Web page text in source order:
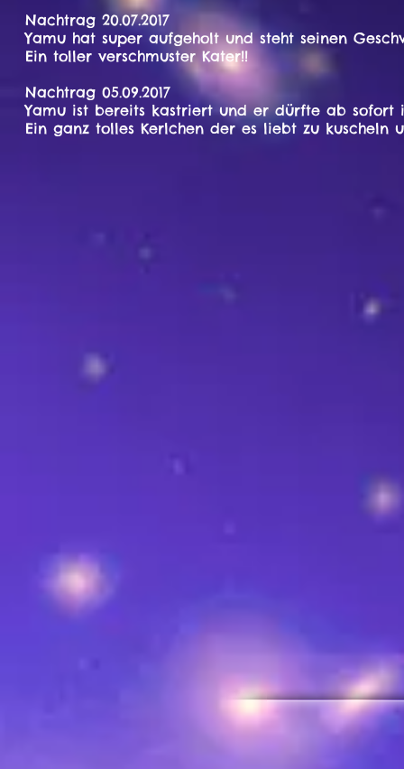
Nachtrag 20.07.2017
Yamu hat super aufgeholt und steht seinen
Ein toller verschmuster Kater!!
Nachtrag 05.09.2017
Yamu ist bereits kastriert und er dürfte ab sofort
Ein ganz tolles Kerlchen der es liebt zu kuscheln